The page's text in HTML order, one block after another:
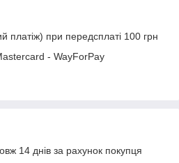
платіж) при передсплаті 100 грн
- WayForPay
14 днів за рахунок покупця